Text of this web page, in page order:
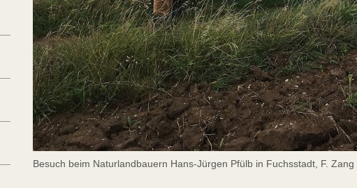
Besuch beim Naturlandbauern Hans-Jürgen Pfülb in Fuchsstadt, F. Zang